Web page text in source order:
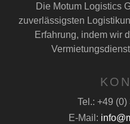
Die Motum Logistics
zuverlässigsten
Erfahrung, indem wir
Tel.: +49
E-Mail: